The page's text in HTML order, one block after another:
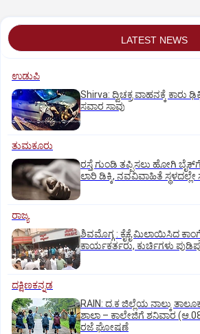
LATEST NEWS
ಉಡುಪಿ
Shirva: ದ್ವಿಚಕ್ರ ವಾಹನಕ್ಕೆ ಕಾರು
ಸವಾರ ಸಾವು
ತುಮಕೂರು
ರಸ್ತೆ ಗುಂಡಿ ತಪ್ಪಿಸಲು ಹೋಗಿ ಬೈಕ್‌ಗೆ
ಲಾರಿ ಡಿಕ್ಕಿ, ನವವಿವಾಹಿತೆ ಸ್ಥಳದಲ್ಲೇ
ರಾಜ್ಯ
ಶಿವಮೊಗ್ಗ : ಕೈಕೈ ಮಿಲಾಯಿಸಿದ
ಕಾರ್ಯಕರ್ತರು, ಕುರ್ಚಿಗಳು
ದಕ್ಷಿಣಕನ್ನಡ
RAIN: ದ.ಕ ಜಿಲ್ಲೆಯ ನಾಲ್ಕು
ಶಾಲಾ – ಕಾಲೇಜಿಗೆ ಶನಿವಾರ
ರಜೆ ಘೋಷಣೆ